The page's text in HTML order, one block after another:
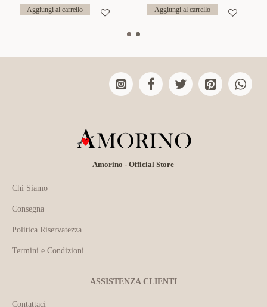
Aggiungi al carrello Aggiungi al carrello
Amorino - Official Store
Chi Siamo
Consegna
Politica Riservatezza
Termini e Condizioni
ASSISTENZA CLIENTI
Contattaci